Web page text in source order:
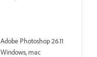
Adobe Photoshop 26.11
Windows, mac